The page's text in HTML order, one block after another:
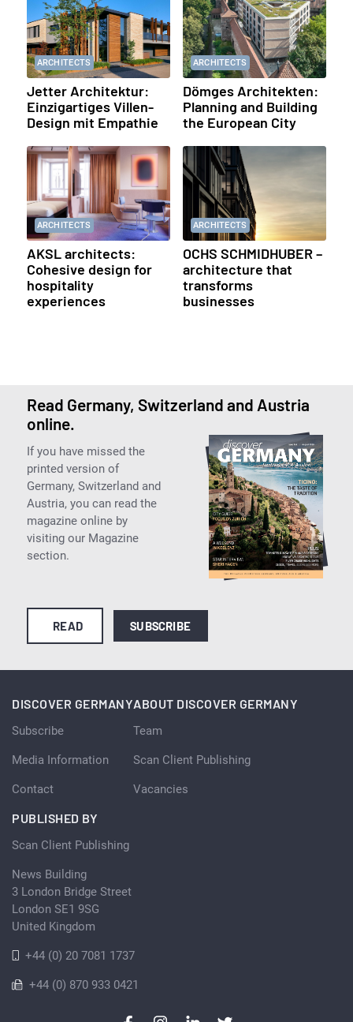
ARCHITECTS
Jetter Architektur:
Einzigartiges Villen-
Design mit Empathie
ARCHITECTS
Dömges Architekten:
Planning and Building
the European City
ARCHITECTS
AKSL architects:
Cohesive design for
hospitality
experiences
ARCHITECTS
OCHS SCHMIDHUBER –
architecture that
transforms
businesses
Read Germany, Switzerland and Austria
online.
If you have missed the
printed version of
Germany, Switzerland and
Austria, you can read the
magazine online by
visiting our Magazine
section.
READ SUBSCRIBE
DISCOVER GERMANY
Subscribe
Media Information
Contact
ABOUT DISCOVER GERMANY
Team
Scan Client Publishing
Vacancies
PUBLISHED BY
Scan Client Publishing
News Building
3 London Bridge Street
London SE1 9SG
United Kingdom
+44 (0) 20 7081 1737
+44 (0) 870 933 0421